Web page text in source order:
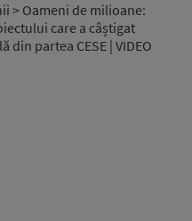
> Oameni de milioane:
care a câștigat
partea CESE | VIDEO